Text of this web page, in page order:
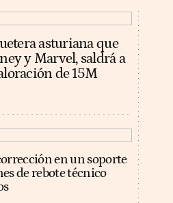
asturiana que
y Marvel, saldrá a
de 15M
en un soporte
de rebote técnico